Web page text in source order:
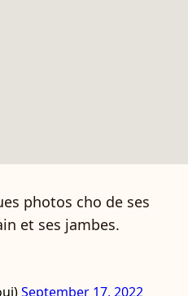
photos cho de ses
et ses jambes.
September 17, 2022